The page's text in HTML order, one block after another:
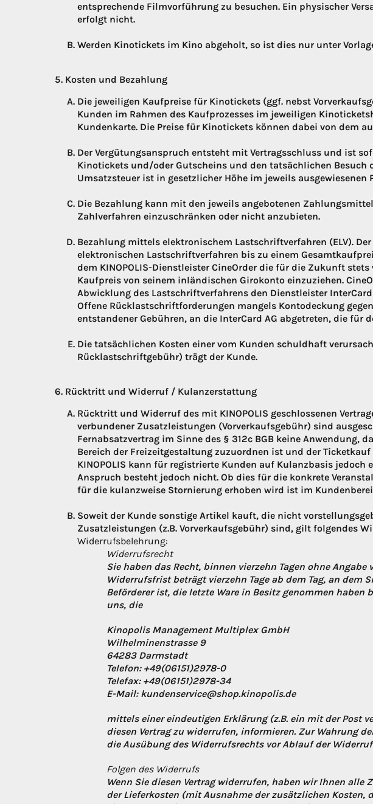
entsprechende Filmvorführung zu besuchen. Ein physischer
erfolgt nicht.
Werden Kinotickets im Kino abgeholt, so ist dies nur unter
Kosten und Bezahlung
Die jeweiligen Kaufpreise für Kinotickets (ggf. nebst
Kunden im Rahmen des Kaufprozesses im jeweiligen
Kundenkarte. Die Preise für Kinotickets können dabei von dem
Der Vergütungsanspruch entsteht mit Vertragsschluss und ist
Kinotickets und/oder Gutscheins und den tatsächlichen
Umsatzsteuer ist in gesetzlicher Höhe im jeweils
Die Bezahlung kann mit den jeweils angebotenen
Zahlverfahren einzuschränken oder nicht anzubieten.
Bezahlung mittels elektronischem Lastschriftverfahren (ELV).
elektronischen Lastschriftverfahren bis zu einem
dem KINOPOLIS-Dienstleister CineOrder die für die Zukunft
Kaufpreis von seinem inländischen Girokonto einzuziehen.
Abwicklung des Lastschriftverfahrens den Dienstleister
Offene Rücklastschriftforderungen mangels Kontodeckung
entstandener Gebühren, an die InterCard AG abgetreten, die für
Die tatsächlichen Kosten einer vom Kunden schuldhaft
Rücklastschriftgebühr) trägt der Kunde.
Rücktritt und Widerruf / Kulanzerstattung
Rücktritt und Widerruf des mit KINOPOLIS geschlossenen
verbundener Zusatzleistungen (Vorverkaufsgebühr) sind
Fernabsatzvertrag im Sinne des § 312c BGB keine Anwendung,
Bereich der Freizeitgestaltung zuzuordnen ist und der
KINOPOLIS kann für registrierte Kunden auf Kulanzbasis
Anspruch besteht jedoch nicht. Ob dies für die konkrete
für die kulanzweise Stornierung erhoben wird ist im
Soweit der Kunde sonstige Artikel kauft, die nicht
Zusatzleistungen (z.B. Vorverkaufsgebühr) sind, gilt folgendes
Widerrufsbelehrung:
Widerrufsrecht
Sie haben das Recht, binnen vierzehn Tagen ohne
Widerrufsfrist beträgt vierzehn Tage ab dem Tag, an dem
Beförderer ist, die letzte Ware in Besitz genommen
uns, die
Kinopolis Management Multiplex GmbH
Wilhelminenstrasse 9
64283 Darmstadt
Telefon: +49(06151)2978-0
Telefax: +49(06151)2978-34
E-Mail: kundenservice@shop.kinopolis.de
mittels einer eindeutigen Erklärung (z.B. ein mit der Post
diesen Vertrag zu widerrufen, informieren. Zur Wahrung
die Ausübung des Widerrufsrechts vor Ablauf der
Folgen des Widerrufs
Wenn Sie diesen Vertrag widerrufen, haben wir Ihnen
der Lieferkosten (mit Ausnahme der zusätzlichen Kosten,